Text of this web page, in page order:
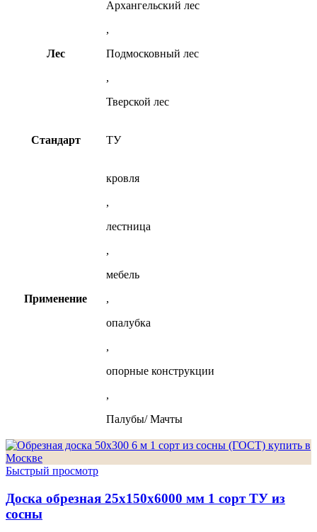
Лес
Архангельский лес
,
Подмосковный лес
,
Тверской лес
Стандарт ТУ
Применение
кровля
,
лестница
,
мебель
,
опалубка
,
опорные конструкции
,
Палубы/ Мачты
Быстрый просмотр
Доска обрезная 25х150х6000 мм 1 сорт ТУ из
сосны